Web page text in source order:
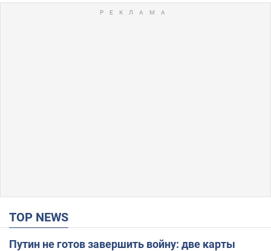
TOP NEWS
Путин не готов завершить войну: две карты